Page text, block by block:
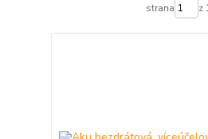
strana z